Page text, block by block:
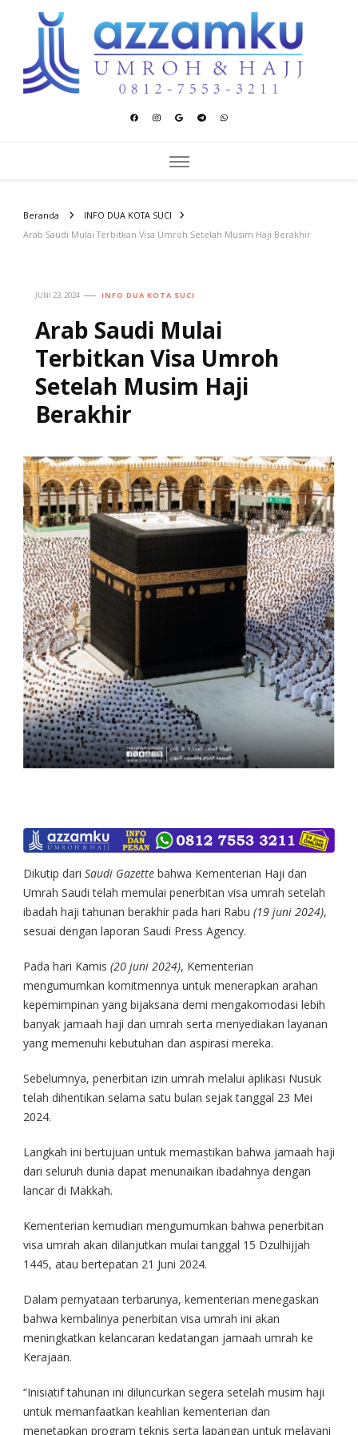
Azzamku Umroh dan Hajj
Beranda
INFO DUA KOTA SUCI
Arab Saudi Mulai Terbitkan Visa Umroh Setelah Musim Haji Berakhir
JUNI 23, 2024 INFO DUA KOTA SUCI
Arab Saudi Mulai
Terbitkan Visa Umroh
Setelah Musim Haji
Berakhir
Dikutip dari Saudi Gazette bahwa Kementerian Haji dan
Umrah Saudi telah memulai penerbitan visa umrah setelah
ibadah haji tahunan berakhir pada hari Rabu (19 juni 2024),
sesuai dengan laporan Saudi Press Agency.
Pada hari Kamis (20 juni 2024), Kementerian
mengumumkan komitmennya untuk menerapkan arahan
kepemimpinan yang bijaksana demi mengakomodasi lebih
banyak jamaah haji dan umrah serta menyediakan layanan
yang memenuhi kebutuhan dan aspirasi mereka.
Sebelumnya, penerbitan izin umrah melalui aplikasi Nusuk
telah dihentikan selama satu bulan sejak tanggal 23 Mei
2024.
Langkah ini bertujuan untuk memastikan bahwa jamaah haji
dari seluruh dunia dapat menunaikan ibadahnya dengan
lancar di Makkah.
Kementerian kemudian mengumumkan bahwa penerbitan
visa umrah akan dilanjutkan mulai tanggal 15 Dzulhijjah
1445, atau bertepatan 21 Juni 2024.
Dalam pernyataan terbarunya, kementerian menegaskan
bahwa kembalinya penerbitan visa umrah ini akan
meningkatkan kelancaran kedatangan jamaah umrah ke
Kerajaan.
“Inisiatif tahunan ini diluncurkan segera setelah musim haji
untuk memanfaatkan keahlian kementerian dan
menetapkan program teknis serta lapangan untuk melayani